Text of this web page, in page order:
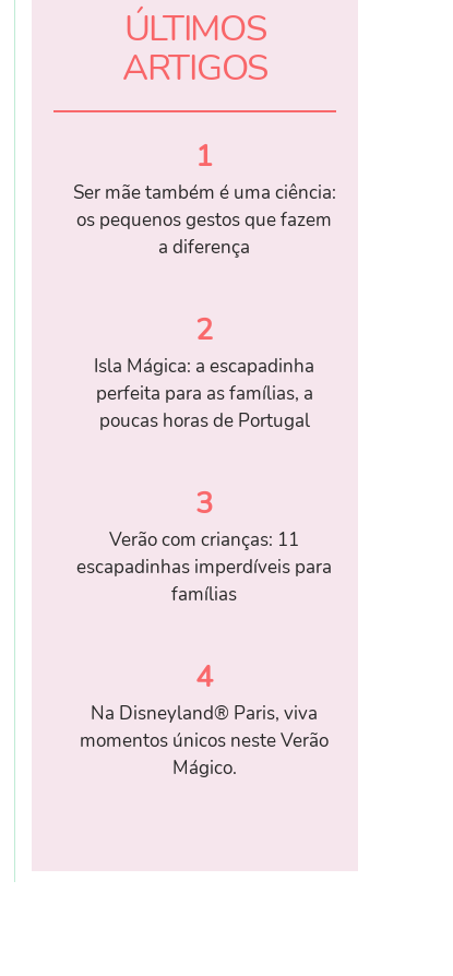
ÚLTIMOS
ARTIGOS
1
Ser mãe também é uma ciência:
os pequenos gestos que fazem
a diferença
2
Isla Mágica: a escapadinha
perfeita para as famílias, a
poucas horas de Portugal
3
Verão com crianças: 11
escapadinhas imperdíveis para
famílias
4
Na Disneyland® Paris, viva
momentos únicos neste Verão
Mágico.